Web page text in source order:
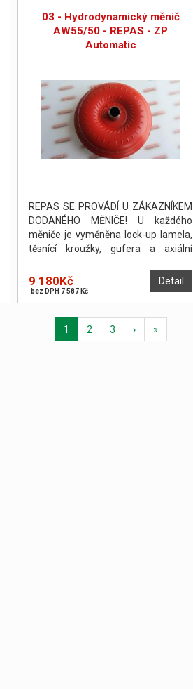
03 - Hydrodynamický měnič
AW55/50 - REPAS - ZP
Automatic
REPAS SE PROVÁDÍ U ZÁKAZNÍKEM
DODANÉHO MĚNIČE! U každého
měniče je vyměněna lock-up lamela,
těsnící kroužky, gufera a axiální
vyvážen. PO DOHODĚ JE MOŽNO
PROVÉST OPRAVU NA POČKÁNÍ.
Detail
9 180Kč
bez DPH 7 587 Kč
1 2 3 › »